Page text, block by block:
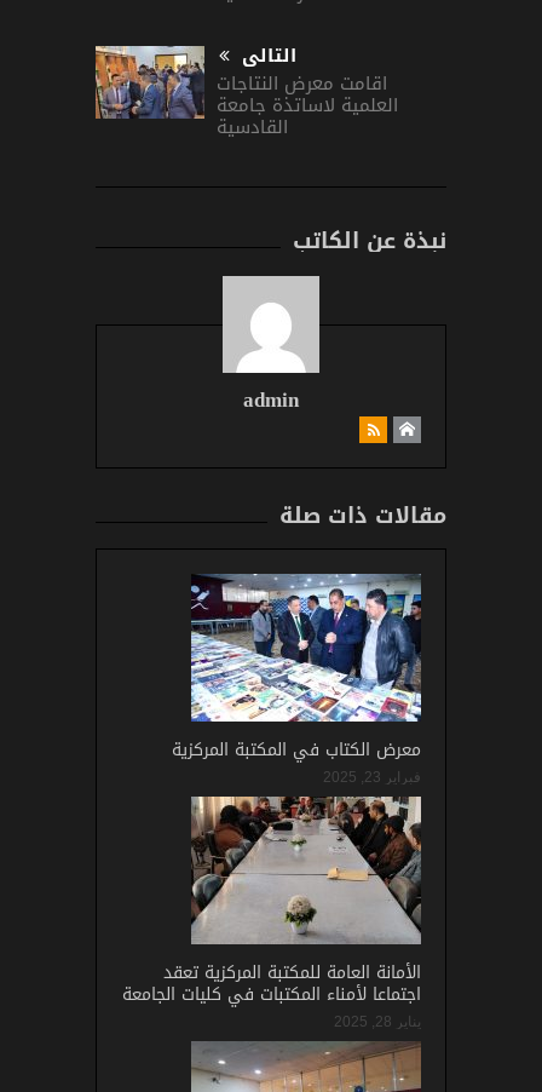
التالى
اقامت معرض النتاجات
العلمية لاساتذة جامعة
القادسية
نبذة عن الكاتب
admin
مقالات ذات صلة
معرض الكتاب في المكتبة المركزية
فبراير 23, 2025
الأمانة العامة للمكتبة المركزية تعقد
اجتماعا لأمناء المكتبات في كليات الجامعة
يناير 28, 2025